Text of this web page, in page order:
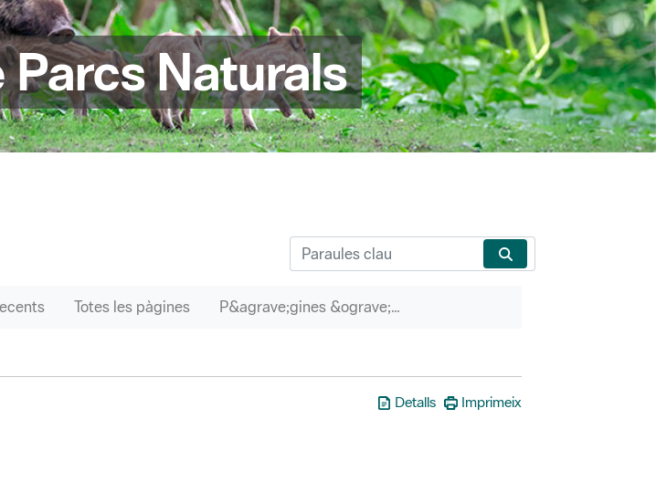
Parcs Naturals
Totes les pàgines P&agrave;gines &ograve;rfenes
Detalls Imprimeix